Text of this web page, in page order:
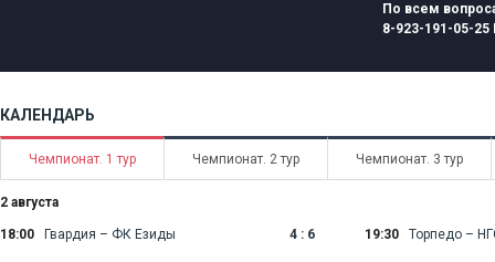
По всем
8-923-191-05-25
КАЛЕНДАРЬ
Чемпионат. 1 тур Чемпионат. 2 тур Чемпионат. 3 тур
2 августа
18:00 Гвардия – ФК Езиды 4 : 6 19:30 Торпедо –